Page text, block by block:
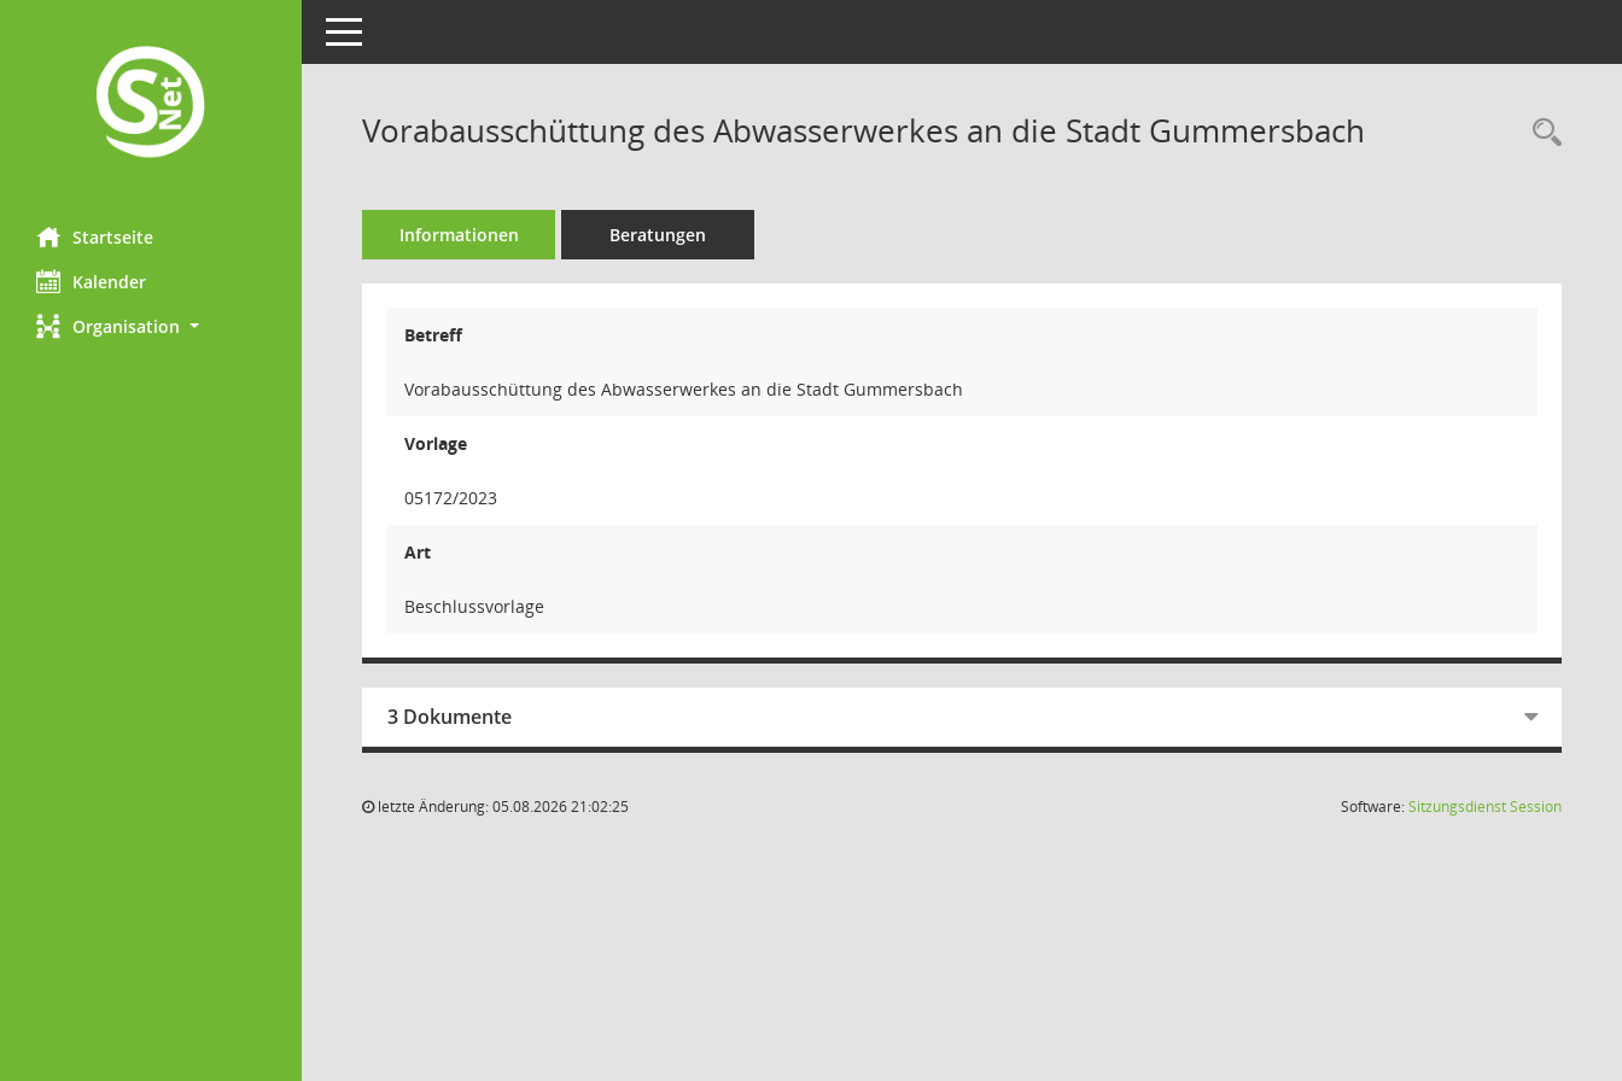
Startseite
Kalender
Organisation
Toggle navigation
Vorabausschüttung des Abwasserwerkes an die Stadt Gummersbach
Informationen Beratungen
Betreff
Vorabausschüttung des Abwasserwerkes an die Stadt Gummersbach
Vorlage
05172/2023
Art
Beschlussvorlage
3 Dokumente
letzte Änderung: 05.08.2026 21:02:25 Software:SitzungsdienstSession(Wird in